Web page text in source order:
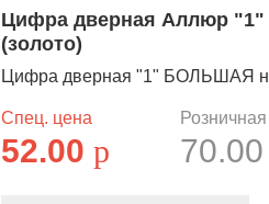
Цифра дверная Аллюр
(золото)
Цифра дверная "1" БОЛЬШАЯ на
Спец. цена
52.00p